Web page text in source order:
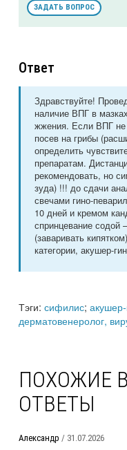
ЗАДАТЬ ВОПРОС
Ответ
Здравствуйте!
наличие ВПГ в
жжения. Если ВПГ не
посев на грибы
определить
препаратам.
рекомендовать, но
зуда) !!! до сдачи
свечами гино-
10 дней и кремом
спринцевание содой
(заваривать
категории, акушер-
Тэги: сифилис; акушер-
дерматовенеролог,
ПОХОЖИЕ
ОТВЕТЫ
Александр / 31.07.2026